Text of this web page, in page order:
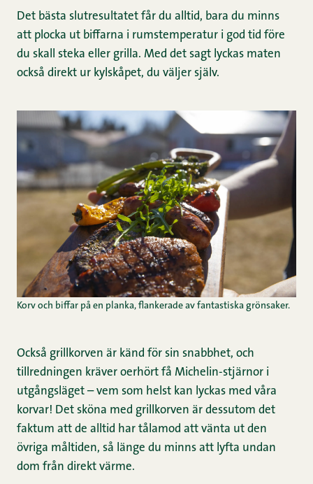
Det bästa slutresultatet får du alltid, bara du minns
att plocka ut biffarna i rumstemperatur i god tid före
du skall steka eller grilla. Med det sagt lyckas maten
också direkt ur kylskåpet, du väljer själv.
Korv och biffar på en planka, flankerade av fantastiska grönsaker.
Också grillkorven är känd för sin snabbhet, och
tillredningen kräver oerhört få Michelin-stjärnor i
utgångsläget – vem som helst kan lyckas med våra
korvar! Det sköna med grillkorven är dessutom det
faktum att de alltid har tålamod att vänta ut den
övriga måltiden, så länge du minns att lyfta undan
dom från direkt värme.